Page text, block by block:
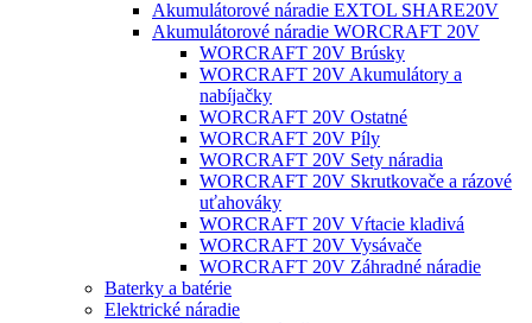
Akumulátorové náradie EXTOL SHARE20V
Akumulátorové náradie WORCRAFT 20V
WORCRAFT 20V Brúsky
WORCRAFT 20V Akumulátory a
nabíjačky
WORCRAFT 20V Ostatné
WORCRAFT 20V Píly
WORCRAFT 20V Sety náradia
WORCRAFT 20V Skrutkovače a rázové
uťahováky
WORCRAFT 20V Vŕtacie kladivá
WORCRAFT 20V Vysávače
WORCRAFT 20V Záhradné náradie
Baterky a batérie
Elektrické náradie